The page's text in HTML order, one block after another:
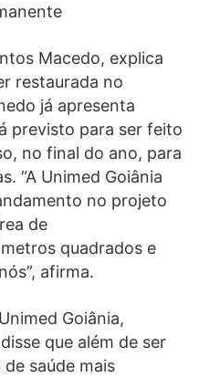
Macedo, explica
restaurada no
já apresenta
previsto para ser feito
no final do ano, para
“A Unimed Goiânia
no projeto
de
quadrados e
afirma.
Goiânia,
que além de ser
saúde mais